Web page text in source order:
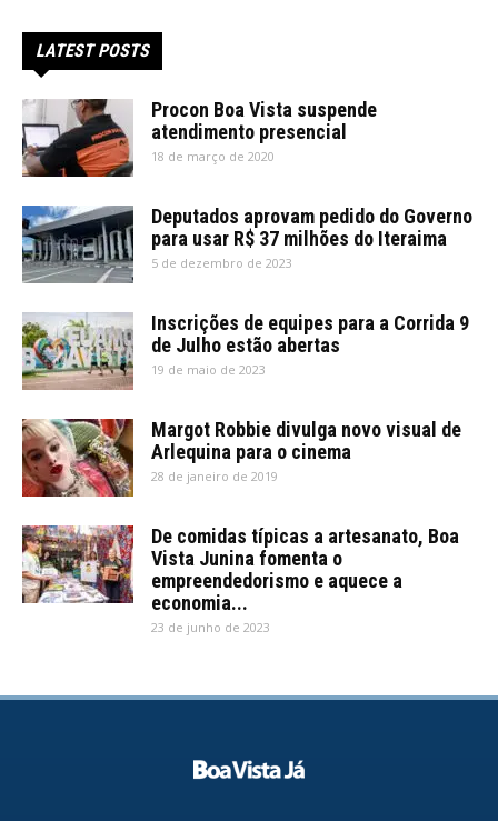
LATEST POSTS
Procon Boa Vista suspende
atendimento presencial
18 de março de 2020
Deputados aprovam pedido do Governo
para usar R$ 37 milhões do Iteraima
5 de dezembro de 2023
Inscrições de equipes para a Corrida 9
de Julho estão abertas
19 de maio de 2023
Margot Robbie divulga novo visual de
Arlequina para o cinema
28 de janeiro de 2019
De comidas típicas a artesanato, Boa
Vista Junina fomenta o
empreendedorismo e aquece a
economia...
23 de junho de 2023